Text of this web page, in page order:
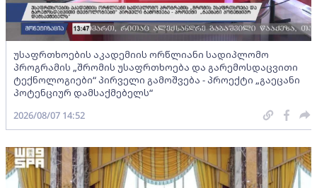
უსაფრთხოების აკადემიის ორწლიანი სადიპლომო
პროგრამის „შრომის უსაფრთხოება და გარემოსდაცვითი
ტექნოლოგიები“ პირველი გამოშვება - პროექტი „გაეცანი
პოტენციურ დამსაქმებელს“
2026/08/07 14:52